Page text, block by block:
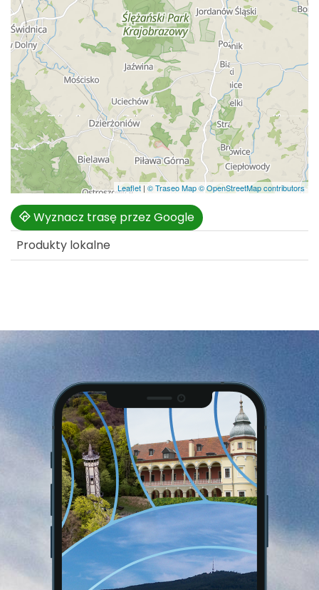
Leaflet | © Traseo Map© OpenStreetMap contributors
Wyznacz trasę przez Google
Produkty lokalne